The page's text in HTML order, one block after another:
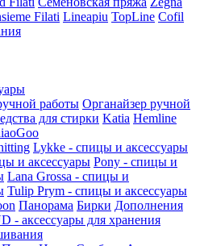
Filati Lineapiu TopLine Cofil
работы Органайзер ручной
для стирки Katia Hemline
Lykke - спицы и аксессуары
и аксессуары Pony - спицы и
Lana Grossa - спицы и
Tulip Prym - спицы и аксессуары
Панорама Бирки Дополнения
- аксессуары для хранения